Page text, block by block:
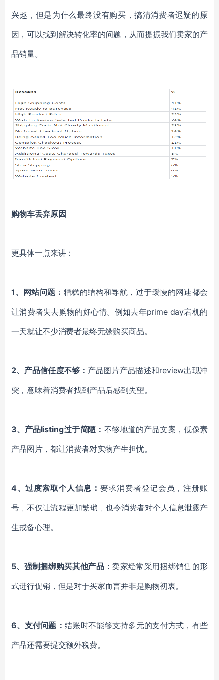
兴趣，但是为什么最终没有购买，搞清消费者迟疑的原
因，可以找到解决转化率的问题，从而提振我们卖家的产
品销量。
购物车丢弃原因
更具体一点来讲：
1、网站问题： 糟糕的结构和导航，过于缓慢的网速都会
让消费者失去购物的好心情。例如去年prime day宕机的
一天就让不少消费者最终无缘购买商品。
2、产品信任度不够： 产品图片产品描述和review出现冲
突，意味着消费者找到产品后感到失望。
3、产品listing过于简陋： 不够地道的产品文案，低像素
产品图片，都让消费者对实物产生担忧。
4、过度索取个人信息： 要求消费者登记会员，注册账
号，不仅让流程更加繁琐，也令消费者对个人信息泄露产
生戒备心理。
5、强制捆绑购买其他产品：卖家经常采用捆绑销售的形
式进行促销，但是对于买家而言并非是购物初衷。
6、支付问题：结账时不能够支持多元的支付方式，有些
产品还需要提交额外税费。